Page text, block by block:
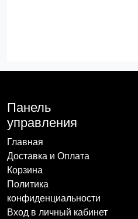
Панель
управления
Главная
Доставка и Оплата
Корзина
Политика
конфиденциальности
Вход в личный кабинет